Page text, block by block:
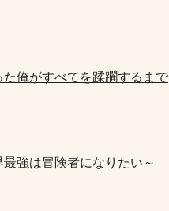
俺がすべてを蹂躙するまで
強は冒険者になりたい～